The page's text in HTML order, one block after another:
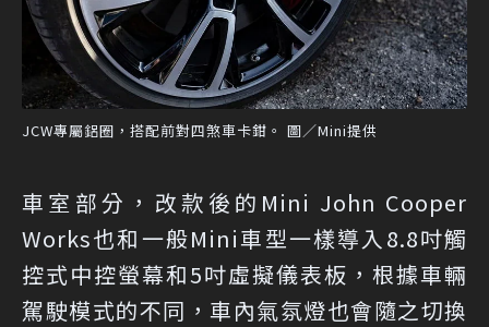
JCW專屬鋁圈，搭配前對四煞車卡鉗。 圖／Mini提供
車室部分，改款後的Mini John Cooper
Works也和一般Mini車型一樣導入8.8吋觸
控式中控螢幕和5吋虛擬儀表板，根據車輛
駕駛模式的不同，車內氣氛燈也會隨之切換